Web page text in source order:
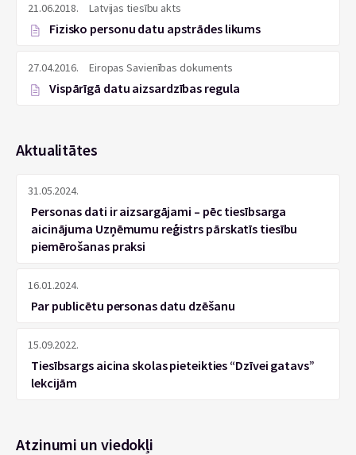
21.06.2018. Latvijas tiesību akts
Fizisko personu datu apstrādes likums
27.04.2016. Eiropas Savienības dokuments
Vispārīgā datu aizsardzības regula
Aktualitātes
31.05.2024.
Personas dati ir aizsargājami – pēc tiesībsarga
aicinājuma Uzņēmumu reģistrs pārskatīs tiesību
piemērošanas praksi
16.01.2024.
Par publicētu personas datu dzēšanu
15.09.2022.
Tiesībsargs aicina skolas pieteikties “Dzīvei gatavs”
lekcijām
Atzinumi un viedokļi